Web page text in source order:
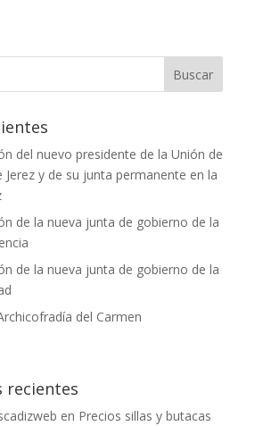
del nuevo presidente de la Unión de
Jerez y de su junta permanente en la
de la nueva junta de gobierno de la
de la nueva junta de gobierno de la
del Carmen
recientes
en Precios sillas y butacas